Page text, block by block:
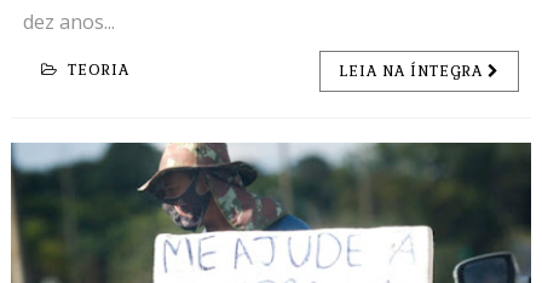
dez anos...
TEORIA LEIA NA ÍNTEGRA